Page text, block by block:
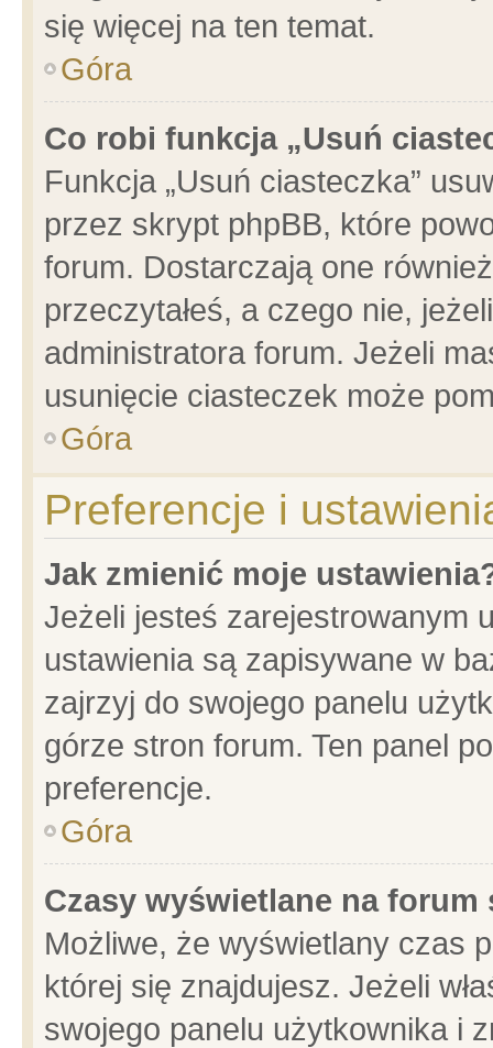
się więcej na ten temat.
Góra
Co robi funkcja „Usuń
Funkcja „Usuń ciasteczka”
przez skrypt phpBB, które
forum. Dostarczają one
przeczytałeś, a czego nie,
administratora forum. Jeżeli
usunięcie ciasteczek może
Góra
Preferencje i
Jak zmienić moje
Jeżeli jesteś zarejestrowanym
ustawienia są zapisywane w
zajrzyj do swojego panelu
górze stron forum. Ten panel
preferencje.
Góra
Czasy wyświetlane na forum
Możliwe, że wyświetlany czas
której się znajdujesz. Jeżeli
swojego panelu użytkownika i